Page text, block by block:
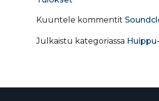
Kuuntele kommentit
Julkaistu kategoriassa